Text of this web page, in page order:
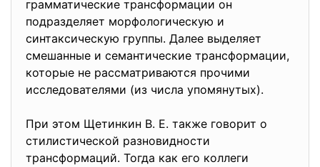
грамматические трансформации он
подразделяет морфологическую и
синтаксическую группы. Далее выделяет
смешанные и семантические трансформации,
которые не рассматриваются прочими
исследователями (из числа упомянутых).
При этом Щетинкин В. Е. также говорит о
стилистической разновидности
трансформаций. Тогда как его коллеги